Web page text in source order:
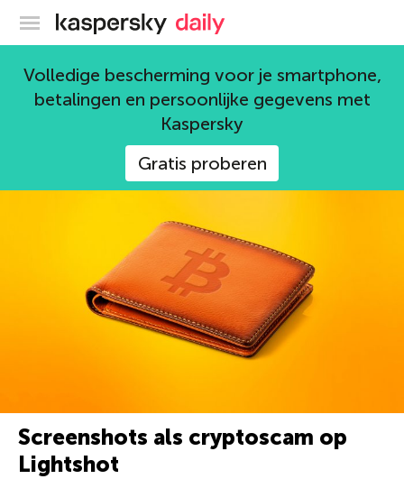
Kaspersky official blog
Volledige bescherming voor je smartphone,
betalingen en persoonlijke gegevens met
Kaspersky
Gratis proberen
scam
Screenshots als cryptoscam op
Lightshot